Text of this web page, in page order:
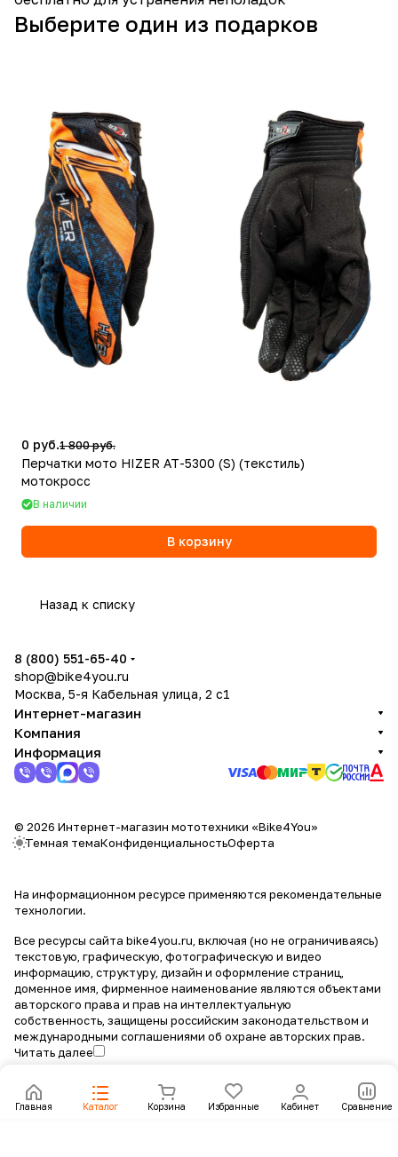
Выберите один из подарков
0 руб.1 800 руб.
Перчатки мото HIZER AT-5300 (S) (текстиль)
мотокросс
В наличии
В корзину
Назад к списку
Главная Каталог Корзина Избранные Кабинет Сравнение
8 (800) 551-65-40
shop@bike4you.ru
Москва, 5-я Кабельная улица, 2 с1
Интернет-магазин
Компания
Информация
© 2026 Интернет-магазин мототехники «Bike4You»
Темная темаКонфиденциальностьОферта
На информационном ресурсе применяются рекомендательные
технологии.
Все ресурсы сайта bike4you.ru, включая (но не ограничиваясь)
текстовую, графическую, фотографическую и видео
информацию, структуру, дизайн и оформление страниц,
доменное имя, фирменное наименование являются объектами
авторского права и прав на интеллектуальную
собственность, защищены российским законодательством и
международными соглашениями об охране авторских прав.
Читать далее